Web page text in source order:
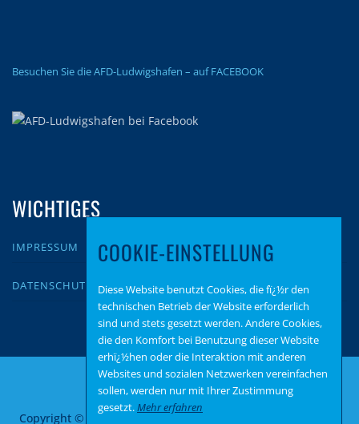
Besuchen Sie die AFD-Ludwigshafen – auf FACEBOOK
WICHTIGES
IMPRESSUM
DATENSCHUTZ
Copyright © 2026 AfD Ludwigshafen
COOKIE-EINSTELLUNG
Diese Website benutzt Cookies, die fï¿½r den
technischen Betrieb der Website erforderlich
sind und stets gesetzt werden. Andere Cookies,
die den Komfort bei Benutzung dieser Website
erhï¿½hen oder die Interaktion mit anderen
Websites und sozialen Netzwerken vereinfachen
sollen, werden nur mit Ihrer Zustimmung
gesetzt.Mehr erfahren